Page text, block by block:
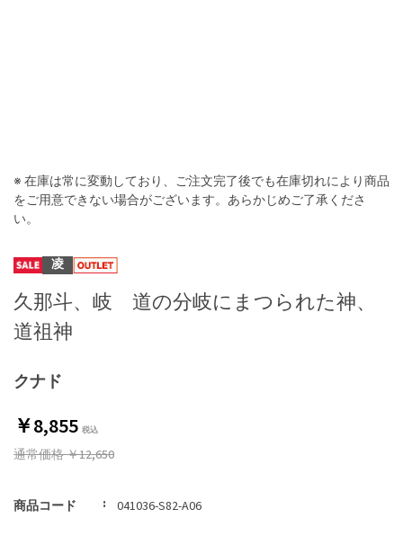
※ 在庫は常に変動しており、ご注文完了後でも在庫切れにより商品
をご用意できない場合がございます。あらかじめご了承くださ
い。
クナド
凌
久那斗、岐 道の分岐にまつられた神、
道祖神
￥8,855
通常価格￥12,650
商品コード 041036-S82-A06